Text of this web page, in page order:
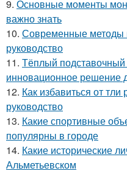
9. Основные моменты
важно знать
10. Современные методы
руководство
11. Тёплый
инновационное решение
12. Как избавиться от
руководство
13. Какие спортивные
популярны в городе
14. Какие исторические
Альметьевском